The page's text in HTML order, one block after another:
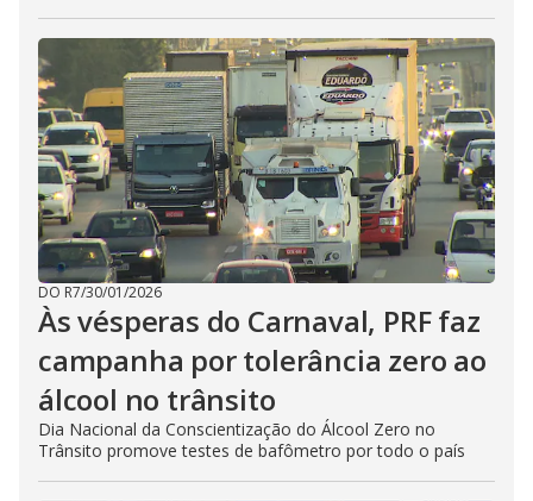
DO R7/30/01/2026
Às vésperas do Carnaval, PRF faz
campanha por tolerância zero ao
álcool no trânsito
Dia Nacional da Conscientização do Álcool Zero no
Trânsito promove testes de bafômetro por todo o país